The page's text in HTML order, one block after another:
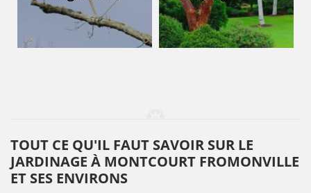
TOUT CE QU'IL FAUT SAVOIR SUR LE
JARDINAGE À MONTCOURT FROMONVILLE
ET SES ENVIRONS